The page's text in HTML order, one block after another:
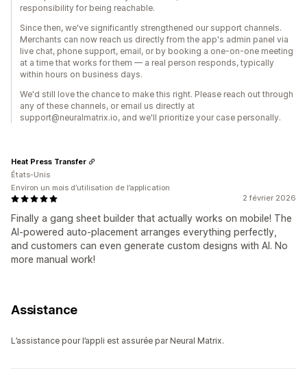
responsibility for being reachable.
Since then, we've significantly strengthened our support channels.
Merchants can now reach us directly from the app's admin panel via
live chat, phone support, email, or by booking a one-on-one meeting
at a time that works for them — a real person responds, typically
within hours on business days.
We'd still love the chance to make this right. Please reach out through
any of these channels, or email us directly at
support@neuralmatrix.io, and we'll prioritize your case personally.
2 février 2026
Finally a gang sheet builder that actually works on mobile! The
AI-powered auto-placement arranges everything perfectly,
and customers can even generate custom designs with AI. No
more manual work!
Heat Press Transfer
États-Unis
Environ un mois d’utilisation de l’application
Assistance
L’assistance pour l’appli est assurée par Neural Matrix.